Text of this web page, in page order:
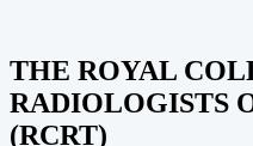
THE ROYAL
RADIOLOGISTS
(RCRT)